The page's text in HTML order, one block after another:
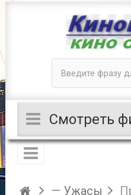
— Ужасы